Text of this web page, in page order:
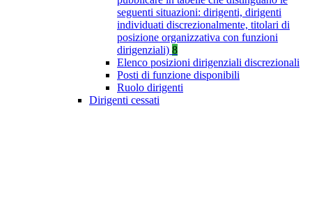
seguenti situazioni: dirigenti, dirigenti
individuati discrezionalmente, titolari di
posizione organizzativa con funzioni
dirigenziali) 8
Elenco posizioni dirigenziali discrezionali
Posti di funzione disponibili
Ruolo dirigenti
Dirigenti cessati